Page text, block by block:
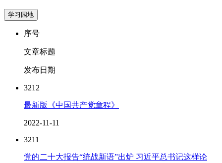
学习园地
序号
文章标题
发布日期
3212
最新版《中国共产党章程》
2022-11-11
3211
党的二十大报告“统战新语”出炉 习近平总书记这样论